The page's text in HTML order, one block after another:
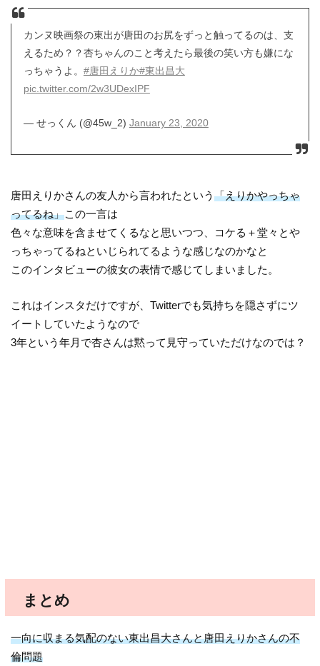
カンヌ映画祭の東出が唐田のお尻をずっと触ってるのは、支
えるため？？杏ちゃんのこと考えたら最後の笑い方も嫌にな
っちゃうよ。 #唐田えりか#東出昌大
pic.twitter.com/2w3UDexIPF
— せっくん (@45w_2) January 23, 2020
唐田えりかさんの友人から言われたという「えりかやっちゃ
ってるね」この一言は
色々な意味を含ませてくるなと思いつつ、コケる＋堂々とや
っちゃってるねといじられてるような感じなのかなと
このインタビューの彼女の表情で感じてしまいました。
これはインスタだけですが、Twitterでも気持ちを隠さずにツ
イートしていたようなので
3年という年月で杏さんは黙って見守っていただけなのでは？
まとめ
一向に収まる気配のない東出昌大さんと唐田えりかさんの不
倫問題